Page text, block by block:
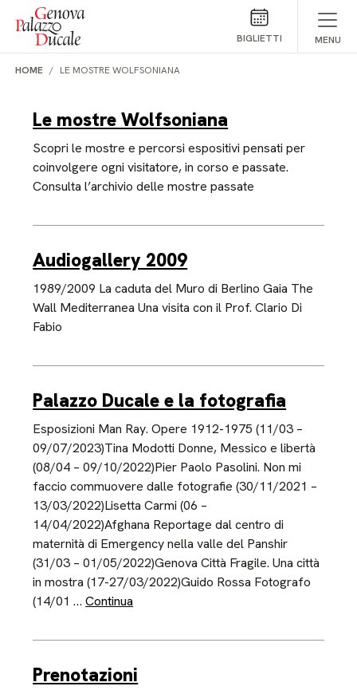
Salta al contenuto
BIGLIETTI MENU
HOME LE MOSTRE WOLFSONIANA
Le mostre Wolfsoniana
Scopri le mostre e percorsi espositivi pensati per
coinvolgere ogni visitatore, in corso e passate.
Consulta l’archivio delle mostre passate
Audiogallery 2009
1989/2009 La caduta del Muro di Berlino Gaia The
Wall Mediterranea Una visita con il Prof. Clario Di
Fabio
Palazzo Ducale e la fotografia
Esposizioni Man Ray. Opere 1912-1975 (11/03 –
09/07/2023)Tina Modotti Donne, Messico e libertà
(08/04 – 09/10/2022)Pier Paolo Pasolini. Non mi
faccio commuovere dalle fotografie (30/11/2021 –
13/03/2022)Lisetta Carmi (06 –
14/04/2022)Afghana Reportage dal centro di
maternità di Emergency nella valle del Panshir
(31/03 – 01/05/2022)Genova Città Fragile. Una città
in mostra (17-27/03/2022)Guido Rossa Fotografo
(14/01 …Continua
Prenotazioni